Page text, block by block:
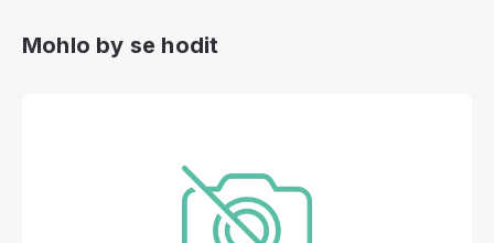
Mohlo by se hodit